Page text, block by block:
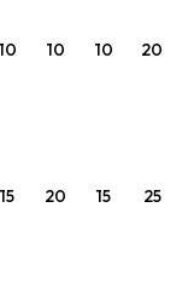
10 10 10 20
15 20 15 25